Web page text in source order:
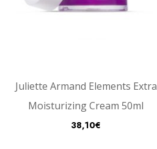
Juliette Armand Elements Extra
Moisturizing Cream 50ml
38,10€